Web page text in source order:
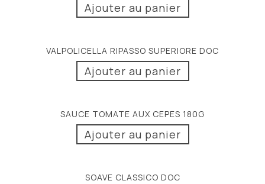
Ajouter au panier
VALPOLICELLA RIPASSO SUPERIORE DOC
Ajouter au panier
SAUCE TOMATE AUX CEPES 180G
Ajouter au panier
SOAVE CLASSICO DOC